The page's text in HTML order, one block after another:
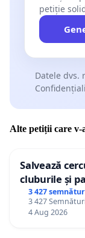
petiție
Datele dvs.
Alte petiții care v-
Salvează
cluburile și
3 427
3 427
4 Aug 2026